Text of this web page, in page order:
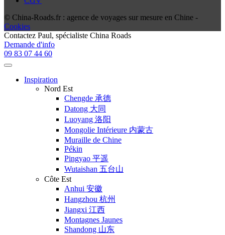
© China-Roads.fr : agence de voyages sur mesure en Chine -
Cookies
Contactez Paul, spécialiste China Roads
Demande d'info
09 83 07 44 60
Inspiration
Nord Est
Chengde 承德
Datong 大同
Luoyang 洛阳
Mongolie Intérieure 内蒙古
Muraille de Chine
Pékin
Pingyao 平遥
Wutaishan 五台山
Côte Est
Anhui 安徽
Hangzhou 杭州
Jiangxi 江西
Montagnes Jaunes
Shandong 山东